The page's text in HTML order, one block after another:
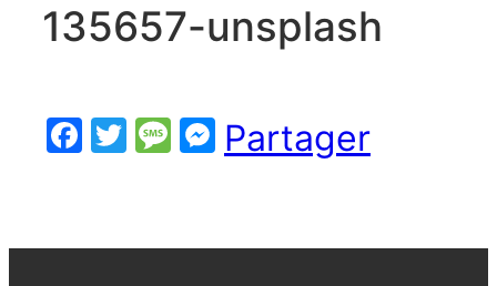
135657-unsplash
Facebook
Twitter
Message
Messenger
Partager